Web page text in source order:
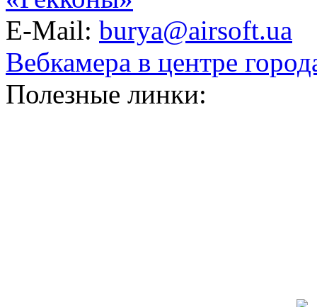
E-Mail: burya@airsoft.ua
Вебкамера в центре
Полезные линки: